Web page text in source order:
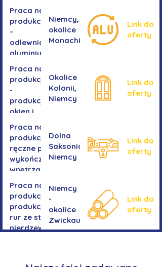
Praca na
produkcji
–
odlewnia
aluminium
Niemcy,
okolice
Monachium
Link do
oferty
Praca na
produkcji
-
produkcja
okien i
Okolice
Kolonii,
Niemcy
Link do
oferty
Praca na
produkcji -
ręczne prace
wykończeniowe
wnętrza aut
Dolna
Saksonia,
Niemcy
Link do
oferty
Praca na
produkcji-
produkcja
rur ze stali
nierdzewnej
Niemcy
-
okolice
Zwickau
Link do
oferty